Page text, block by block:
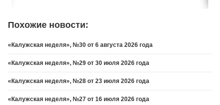
Похожие новости:
«Калужская неделя», №30 от 6 августа 2026 года
«Калужская неделя», №29 от 30 июля 2026 года
«Калужская неделя», №28 от 23 июля 2026 года
«Калужская неделя», №27 от 16 июля 2026 года